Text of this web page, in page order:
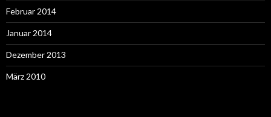
Februar 2014
Januar 2014
Dezember 2013
März 2010